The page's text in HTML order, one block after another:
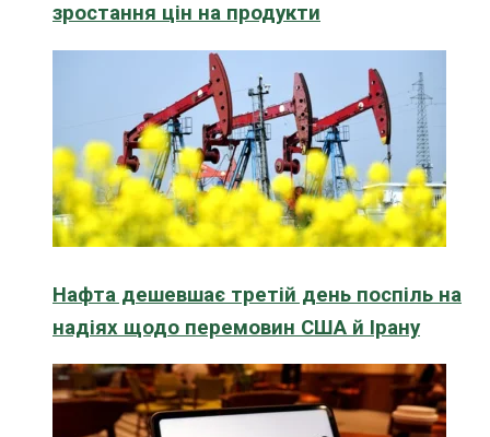
зростання цін на продукти
Нафта дешевшає третій день поспіль на
надіях щодо перемовин США й Ірану